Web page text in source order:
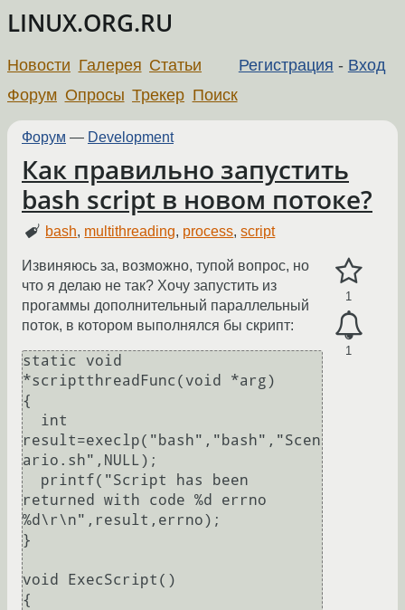
LINUX.ORG.RU
Регистрация - Вход
Новости Галерея Статьи
Форум Опросы Трекер Поиск
Форум — Development
Как правильно запустить
bash script в новом потоке?
bash, multithreading, process,script
1
1
Извиняюсь за, возможно, тупой вопрос, но
что я делаю не так? Хочу запустить из
прогаммы дополнительный параллельный
поток, в котором выполнялся бы скрипт:
static void
*scriptthreadFunc(void *arg)
{
result=execlp("bash","bash","Scen
ario.sh",NULL);
returned with code %d errno
%d\r\n",result,errno);
}
void ExecScript()
{